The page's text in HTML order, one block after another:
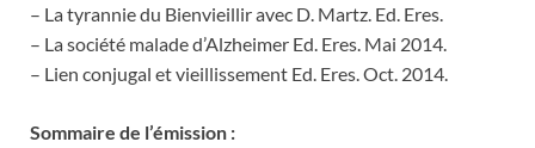
– La tyrannie du Bienvieillir avec D. Martz. Ed. Eres.
– La société malade d’Alzheimer Ed. Eres. Mai 2014.
– Lien conjugal et vieillissement Ed. Eres. Oct. 2014.
Sommaire de l’émission :